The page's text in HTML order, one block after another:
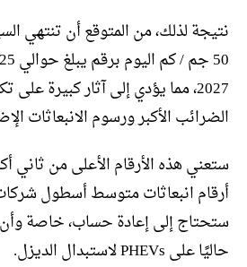
2027، مما يؤدي إلى آثار كبيرة
الضرائب الأكبر ورسوم الانبعاثات
ستعني هذه الأرقام الأعلى من ثاني
أرقام انبعاثات متوسط ​​أسطول
ستحتاج إلى إعادة حساب، خاصة
حاليًا على PHEVs لاستبدال الديزل.